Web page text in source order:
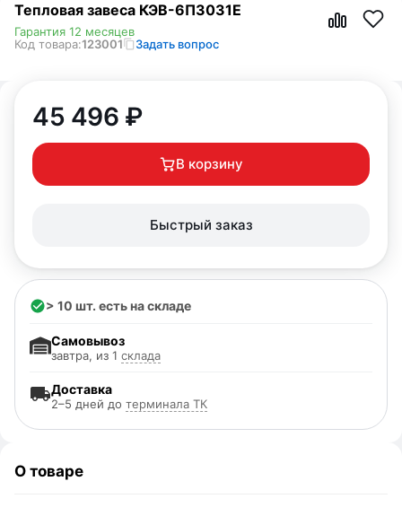
Тепловая завеса КЭВ-6П3031E
Код товара:123001 Задать вопрос
Гарантия 12 месяцев
45 496 ₽
В корзину
Быстрый заказ
> 10 шт. есть на складе
Доставка
2–5 дней до терминала ТК
Самовывоз
завтра, из 1 склада
О товаре